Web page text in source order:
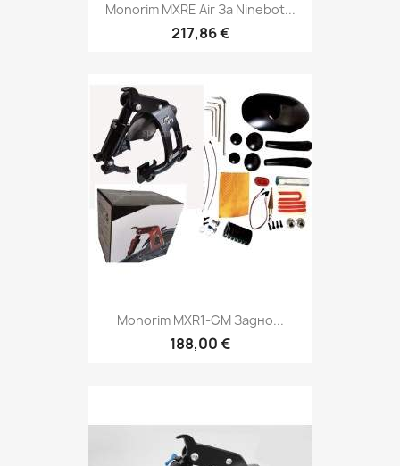
Monorim MXRE Air За Ninebot...
217,86 €
Monorim MXR1-GM Задно...
188,00 €